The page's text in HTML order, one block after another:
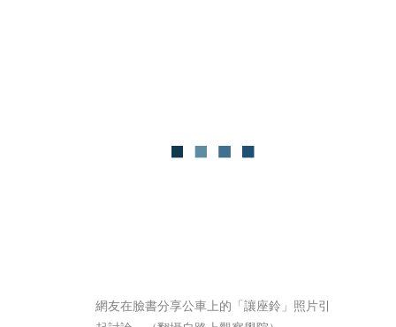
網友在臉書分享公車上的「讓座鈴」照片引